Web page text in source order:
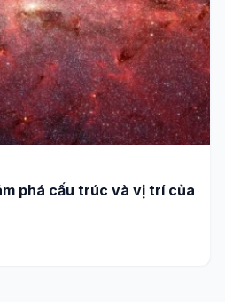
phá cấu trúc và vị trí của